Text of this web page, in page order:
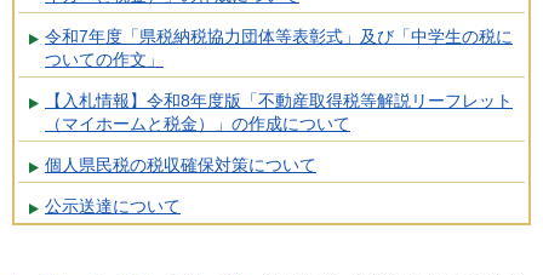
令和7年度「県税納税協力団体等表彰式」及び「中学生の税に
ついての作文」
【入札情報】令和8年度版「不動産取得税等解説リーフレット
（マイホームと税金）」の作成について
個人県民税の税収確保対策について
公示送達について